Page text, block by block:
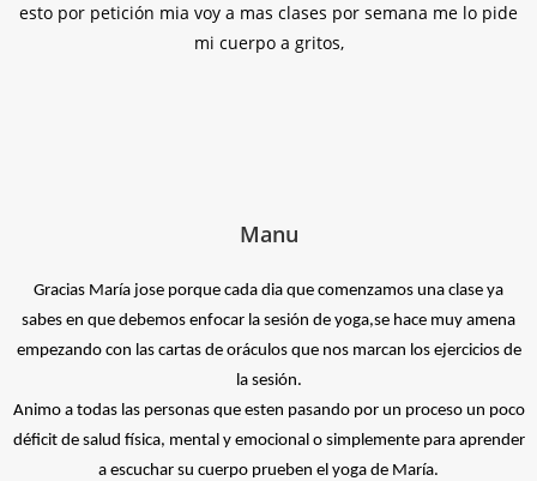
esto por petición mia voy a mas clases por semana me lo pide
mi cuerpo a gritos,
Manu
Gracias María jose porque cada dia que comenzamos una clase ya
sabes en que debemos enfocar la sesión de yoga,se hace muy amena
empezando con las cartas de oráculos que nos marcan los ejercicios de
la sesión.
Animo a todas las personas que esten pasando por un proceso un poco
déficit de salud física, mental y emocional o simplemente para aprender
a escuchar su cuerpo prueben el yoga de María.